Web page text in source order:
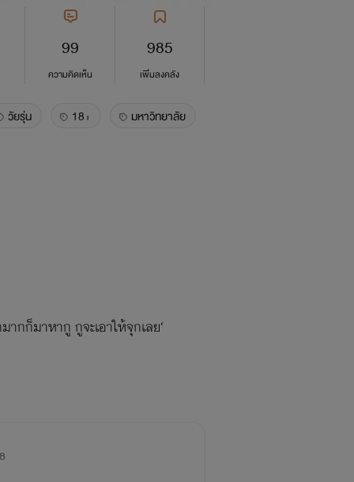
99
ความคิดเห็น
985
เพิ่มลงคลัง
วัยรุ่น 18+
มหาวิทยาลัย
กก็มาหากู กูจะเอาให้จุกเลย‘